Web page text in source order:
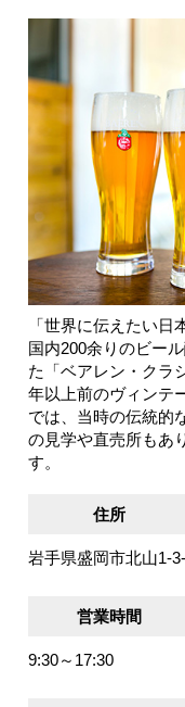
「世界に伝えたい日
国内200余りのビー
た「ベアレン・クラ
年以上前のヴィンテ
では、当時の伝統的
の見学や直売所もあ
す。
住所
岩手県盛岡市北山1-
営業時間
9:30～17:30